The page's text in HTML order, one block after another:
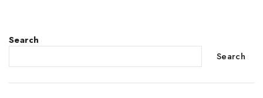
Search
Search